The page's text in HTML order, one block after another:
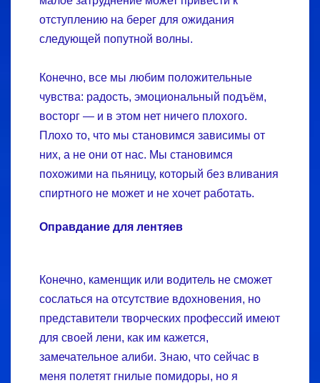
отступлению на берег для ожидания
следующей попутной волны.
Конечно, все мы любим положительные
чувства: радость, эмоциональный подъём,
восторг — и в этом нет ничего плохого.
Плохо то, что мы становимся зависимы от
них, а не они от нас. Мы становимся
похожими на пьяницу, который без вливания
спиртного не может и не хочет работать.
Оправдание для лентяев
Конечно, каменщик или водитель не сможет
сослаться на отсутствие вдохновения, но
представители творческих профессий имеют
для своей лени, как им кажется,
замечательное алиби. Знаю, что сейчас в
меня полетят гнилые помидоры, но я